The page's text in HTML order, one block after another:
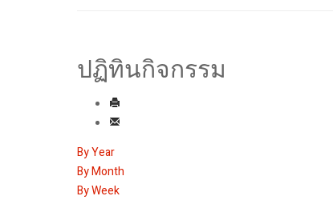
ปฏิทินกิจกรรม
By Year
By Month
By Week